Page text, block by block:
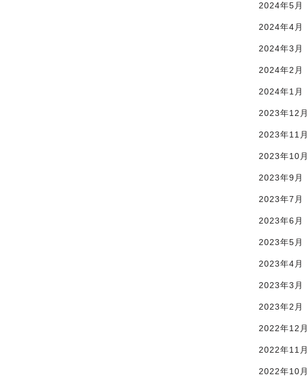
2024年5月
2024年4月
2024年3月
2024年2月
2024年1月
2023年12月
2023年11月
2023年10月
2023年9月
2023年7月
2023年6月
2023年5月
2023年4月
2023年3月
2023年2月
2022年12月
2022年11月
2022年10月